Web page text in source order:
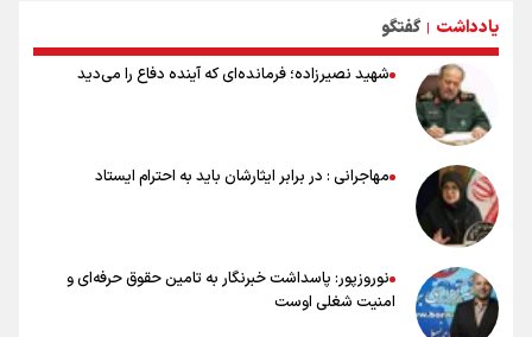
تلاش مدام برای زنده نگه داشتن هنر ایرانی
نصرتی: پاسخ بیرانوند سنخیتی با صحبت‌های علی دایی نداشت/
ملی‌پوشان نباید از خودشان تعریف کنند!
خلعتبری: جای دو سه نفر در جام جهانی خالی بود/ تیم ملی نیاز به تغییر
نسل دارد/ دوست دارم آرژانتین قهرمان شود
شاهرخی: اندازه داشته‌هایمان از بازار جام جهانی برداشت کردیم/ دودستی
سرنوشت صعود را به تیم‌های دیگر سپردیم
عالمی: جام جهانی از مرحله حذفی جان گرفت/ درباره شیوه بازی تیم ملی
نقد وجود دارد
یادداشت | گفتگو
شهید نصیرزاده؛ فرمانده‌ای که آینده دفاع را می‌دید
مهاجرانی : در برابر ایثارشان باید به احترام ایستاد
نوروزپور: پاسداشت خبرنگار به تامین حقوق حرفه‌ای و
امنیت شغلی اوست